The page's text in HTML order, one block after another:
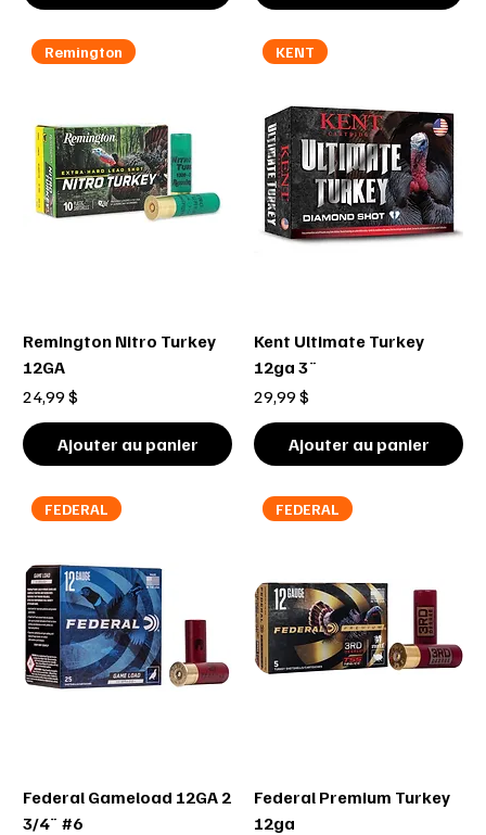
Remington
Remington Nitro Turkey
12GA
Prix
24,99 $
Ajouter au panier
KENT
Kent Ultimate Turkey
12ga 3¨
Prix
29,99 $
Ajouter au panier
FEDERAL
Federal Gameload 12GA 2
3/4¨ #6
FEDERAL
Federal Premium Turkey
12ga